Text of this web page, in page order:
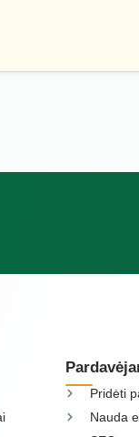
Pridėti
Nauda